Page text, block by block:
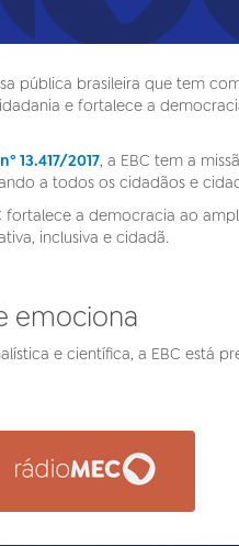
pública brasileira que tem
e fortalece a
13.417/2017, a EBC tem a
a todos os cidadãos e
a democracia ao
inclusiva e cidadã.
emociona
e científica, a EBC está